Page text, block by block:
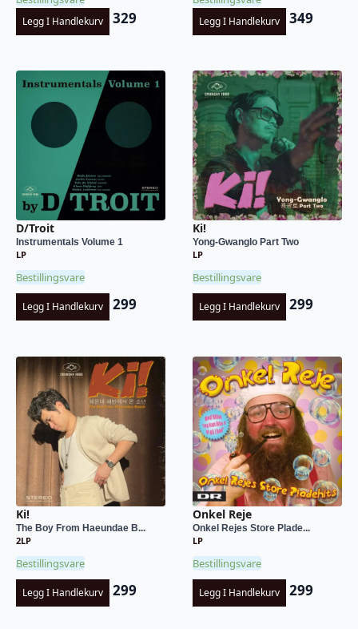
Legg I Handlekurv 329 Legg I Handlekurv 349
D/Troit
Instrumentals Volume 1
LP
Bestillingsvare
Legg I Handlekurv 299
Ki!
Yong-Gwanglo Part Two
LP
Bestillingsvare
Legg I Handlekurv 299
Ki!
The Boy From Haeundae B...
2LP
Bestillingsvare
Legg I Handlekurv 299
Onkel Reje
Onkel Rejes Store Plade...
LP
Bestillingsvare
Legg I Handlekurv 299